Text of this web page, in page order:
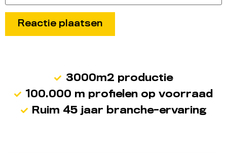
3000m2 productie
100.000 m profielen op voorraad
Ruim 45 jaar branche-ervaring